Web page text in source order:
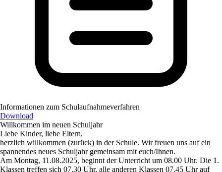
Informationen zum Schulaufnahmeverfahren
Download
Willkommen im neuen Schuljahr
Liebe Kinder, liebe Eltern,
herzlich willkommen (zurück) in der Schule. Wir freuen uns auf ein
spannendes neues Schuljahr gemeinsam mit euch/Ihnen.
Am Montag, 11.08.2025, beginnt der Unterricht um 08.00 Uhr. Die 1.
Klassen treffen sich 07.30 Uhr, alle anderen Klassen 07.45 Uhr auf